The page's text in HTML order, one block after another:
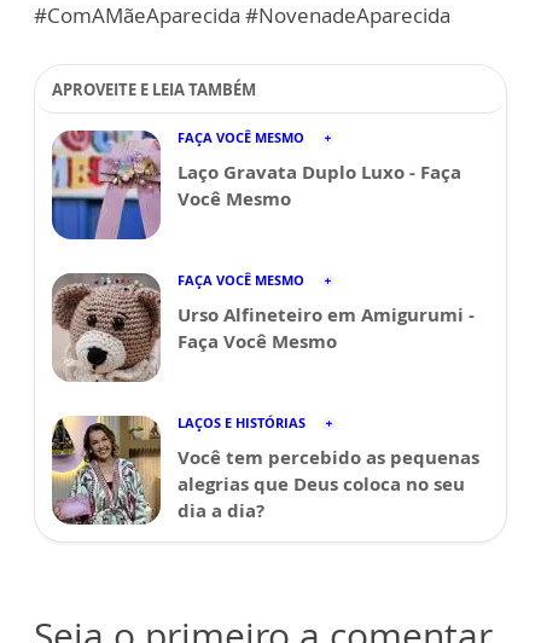
#ComAMãeAparecida #NovenadeAparecida
APROVEITE E LEIA TAMBÉM
FAÇA VOCÊ MESMO
Laço Gravata Duplo Luxo - Faça
Você Mesmo
FAÇA VOCÊ MESMO
Urso Alfineteiro em Amigurumi -
Faça Você Mesmo
LAÇOS E HISTÓRIAS
Você tem percebido as pequenas
alegrias que Deus coloca no seu
dia a dia?